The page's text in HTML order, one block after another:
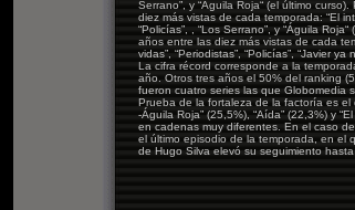
Serrano”, y “Águila Roja“ (el último
diez más vistas de cada temporada: “El
“Policías”, , “Los Serrano”, y “Águila
años entre las diez más vistas de cada
vidas”, “Periodistas”, “Policías”, “Javier
La cifra récord corresponde a la
año. Otros tres años el 50% del ranking
fueron cuatro series las que Globomedia
Prueba de la fortaleza de la factoría es
-Águila Roja” (25,5%), “Aída” (22,3%) y
en cadenas muy diferentes. En el caso
el último episodio de la temporada, en el
de Hugo Silva elevó su seguimiento hasta